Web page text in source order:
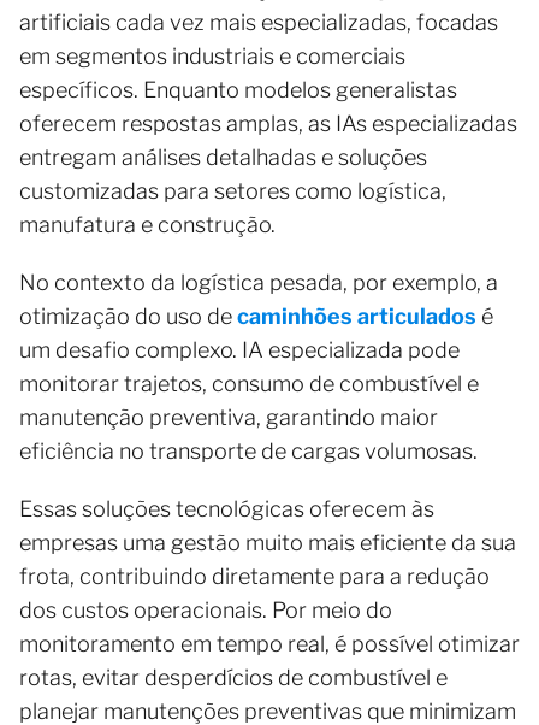
artificiais cada vez mais especializadas, focadas
em segmentos industriais e comerciais
específicos. Enquanto modelos generalistas
oferecem respostas amplas, as IAs especializadas
entregam análises detalhadas e soluções
customizadas para setores como logística,
manufatura e construção.
No contexto da logística pesada, por exemplo, a
otimização do uso decaminhões articulados é
um desafio complexo. IA especializada pode
monitorar trajetos, consumo de combustível e
manutenção preventiva, garantindo maior
eficiência no transporte de cargas volumosas.
Essas soluções tecnológicas oferecem às
empresas uma gestão muito mais eficiente da sua
frota, contribuindo diretamente para a redução
dos custos operacionais. Por meio do
monitoramento em tempo real, é possível otimizar
rotas, evitar desperdícios de combustível e
planejar manutenções preventivas que minimizam